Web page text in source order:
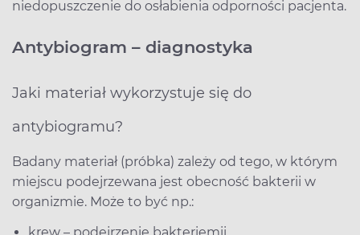
niedopuszczenie do osłabienia odporności pacjenta.
Antybiogram – diagnostyka
Jaki materiał wykorzystuje się do
antybiogramu?
Badany materiał (próbka) zależy od tego, w którym
miejscu podejrzewana jest obecność bakterii w
organizmie. Może to być np.: